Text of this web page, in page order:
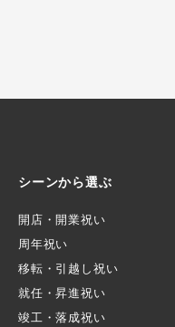
シーンから選ぶ
開店・開業祝い
周年祝い
移転・引越し祝い
就任・昇進祝い
竣工・落成祝い